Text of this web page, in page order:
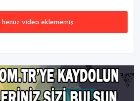
henüz video eklememiş.